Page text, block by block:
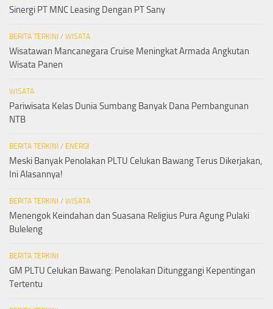
Sinergi PT MNC Leasing Dengan PT Sany
BERITA TERKINI / WISATA
Wisatawan Mancanegara Cruise Meningkat Armada Angkutan
Wisata Panen
WISATA
Pariwisata Kelas Dunia Sumbang Banyak Dana Pembangunan
NTB
BERITA TERKINI / ENERGI
Meski Banyak Penolakan PLTU Celukan Bawang Terus Dikerjakan,
Ini Alasannya!
BERITA TERKINI / WISATA
Menengok Keindahan dan Suasana Religius Pura Agung Pulaki
Buleleng
BERITA TERKINI
GM PLTU Celukan Bawang: Penolakan Ditunggangi Kepentingan
Tertentu